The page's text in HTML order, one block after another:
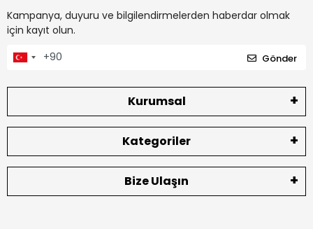
Kampanya, duyuru ve bilgilendirmelerden haberdar olmak
için kayıt olun.
Gönder
Kurumsal
Kategoriler
Bize Ulaşın